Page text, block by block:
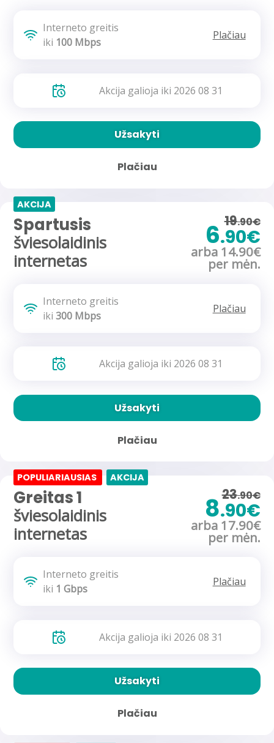
Interneto greitis
iki 100 Mbps
Plačiau
Akcija galioja iki 2026 08 31
Užsakyti
Plačiau
AKCIJA
Spartusis
šviesolaidinis
internetas
19.90€
6.90€
arba 14.90€
per mėn.
Interneto greitis
iki300 Mbps
Plačiau
Akcija galioja iki 2026 08 31
Užsakyti
Plačiau
POPULIARIAUSIAS AKCIJA
Greitas 1
šviesolaidinis
internetas
23.90€
8.90€
arba 17.90€
per mėn.
Interneto greitis
iki 1 Gbps
Plačiau
Akcija galioja iki 2026 08 31
Užsakyti
Plačiau